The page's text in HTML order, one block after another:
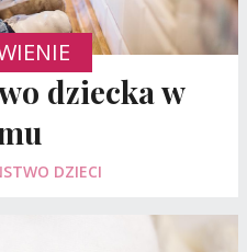
dziecka w
DZIECI